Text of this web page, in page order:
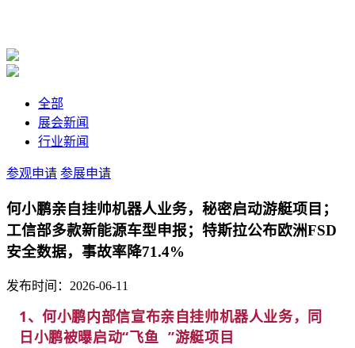
全部
展会新闻
行业新闻
参观申请 参展申请
何小鹏亲自挂帅机器人业务，秘密启动游艇项目；
工信部多款新能源车型申报；特斯拉公布欧洲FSD
安全数据，事故率降71.4%
发布时间：2026-06-11
1、何小鹏内部信宣布亲自挂帅机器人业务，同
日小鹏被曝启动“飞鱼 ”游艇项目